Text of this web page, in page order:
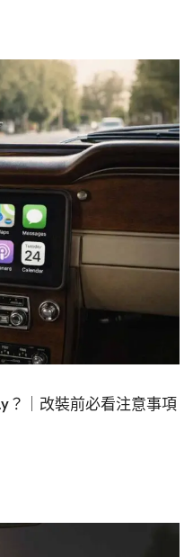
？｜改裝前必看注意事項